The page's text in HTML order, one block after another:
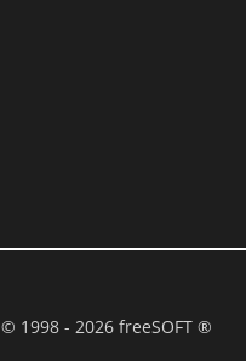
© 1998 - 2026 freeSOFT ®